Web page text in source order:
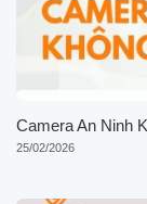
Camera An Ninh
25/02/2026